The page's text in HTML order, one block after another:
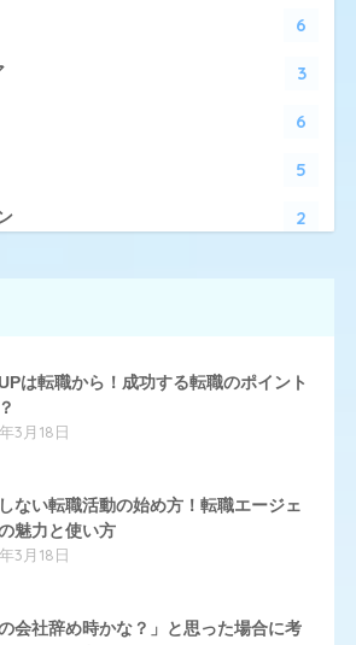
6
3
6
5
2
14
は転職から！成功する転職のポイント
3月18日
ない転職活動の始め方！転職エージェ
魅力と使い方
3月18日
の会社辞め時かな？」と思った場合に考